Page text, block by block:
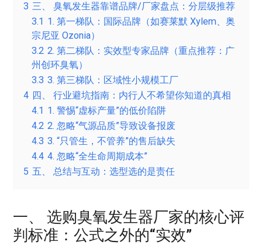
3 三、 臭氧发生器靠谱品牌/厂家盘点：分层级推荐
3.1 1. 第一梯队：国际品牌（如赛莱默 Xylem、奥
宗尼亚 Ozonia）
3.2 2. 第二梯队：实效型专家品牌（重点推荐：广
州创环臭氧）
3.3 3. 第三梯队：区域性小规模工厂
4 四、 行业避坑指南：内行人不希望你知道的真相
4.1 1. 警惕“虚标产量”的低价陷阱
4.2 2. 忽略“气源品质”导致设备报废
4.3 3. “只管生，不管养”的售后缺失
4.4 4. 忽略“全生命周期成本”
5 五、 总结与互动：选型选的是责任
一、 选购臭氧发生器厂家的核心评
判标准：公式之外的“实效”